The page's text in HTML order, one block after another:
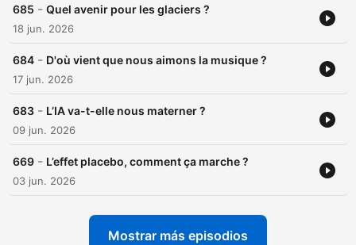
685 - Quel avenir pour les glaciers ?
18 jun. 2026
684 - D'où vient que nous aimons la musique ?
17 jun. 2026
683 - L’IA va-t-elle nous materner ?
09 jun. 2026
669 - L’effet placebo, comment ça marche ?
03 jun. 2026
Mostrar más episodios